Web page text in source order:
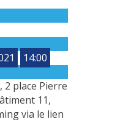
14:00
place Pierre
11,
via le lien